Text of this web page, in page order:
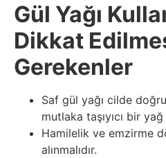
Mobil
Müzik
Nft
Oyun
Gül Yağı
Dikkat
Gerekenler
Saf gül yağı cilde
mutlaka taşıyıcı bir
Hamilelik ve emzirme
alınmalıdır.